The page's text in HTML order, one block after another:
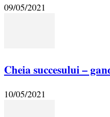
09/05/2021
Cheia succesului –
10/05/2021